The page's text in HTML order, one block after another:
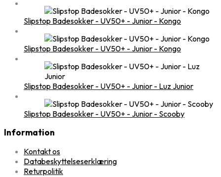
Slipstop Badesokker - UV50+ - Junior - Kongo
Slipstop Badesokker - UV50+ - Junior - Kongo
Slipstop Badesokker - UV50+ - Junior - Luz Junior
Slipstop Badesokker - UV50+ - Junior - Scooby
Information
Kontakt os
Databeskyttelseserklæring
Returpolitik